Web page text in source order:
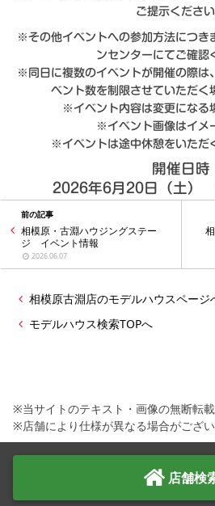
ご提示ください
※その他イベントへの参加方法につき
ンセンターにてご確認
※同日に複数のイベントが開催の際は
ベント数を制限させていただく
※イベント内容は変更になる
※イベント画像はイメ
※イベントは途中休憩をいただ
開催日時
2026年6月20日（土）
前の記事
相模原・古淵ハウジングステー
ジ イベント情報
2026.06.07
相模原古淵店のモデルハウスページ
モデルハウス検索TOPへ
※当サイトのテキスト・画像の無断転載
※店舗により仕様が異なる場合がござい
店舗検